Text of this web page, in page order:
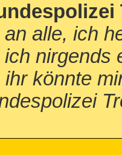
an alle, ich
nirgends
könnte